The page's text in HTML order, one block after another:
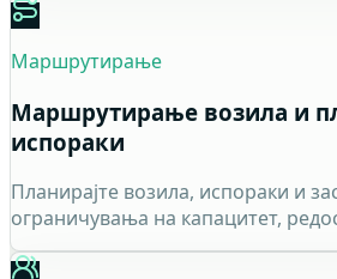
Маршрутирање
Маршрутирање возила и
испораки
Планирајте возила, испораки и
ограничувања на капацитет,